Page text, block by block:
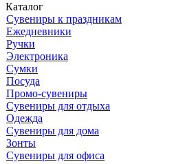
Каталог
Сувениры к праздникам
Ежедневники
Ручки
Электроника
Сумки
Посуда
Промо-сувениры
Сувениры для отдыха
Одежда
Сувениры для дома
Зонты
Сувениры для офиса